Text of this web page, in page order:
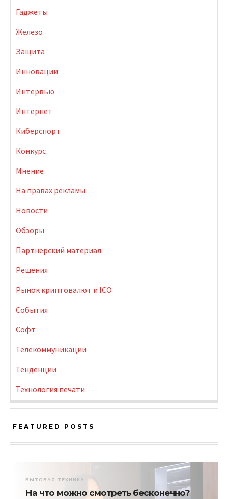
Гаджеты
Железо
Защита
Инновации
Интервью
Интернет
Киберспорт
Конкурс
Мнение
На правах рекламы
Новости
Обзоры
Партнерский материал
Решения
Рынок криптовалют и ICO
События
Софт
Телекоммуникации
Тенденции
Технология печати
FEATURED POSTS
БЫТОВАЯ ТЕХНИКА
На что можно смотреть бесконечно?